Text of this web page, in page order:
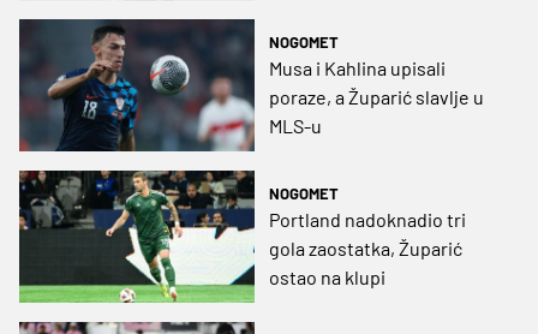
NOGOMET
Musa i Kahlina upisali
poraze, a Župarić slavlje u
MLS-u
NOGOMET
Portland nadoknadio tri
gola zaostatka, Župarić
ostao na klupi